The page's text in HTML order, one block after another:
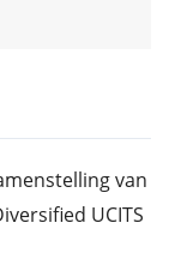
van
UCITS